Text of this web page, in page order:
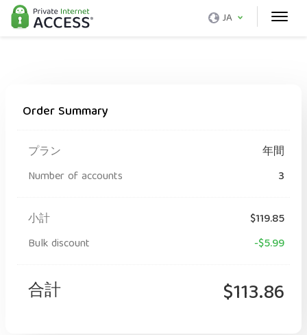
JA
Order Summary
プラン
年間
Number of accounts
3
小計
$119.85
Bulk discount
-$5.99
合計 $113.86